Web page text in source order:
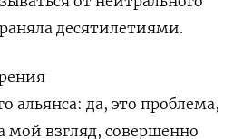
десятилетиями.
альянса: да, это проблема,
мой взгляд, совершенно